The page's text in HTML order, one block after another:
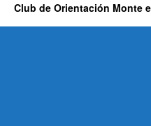
Club de Orientación Monte